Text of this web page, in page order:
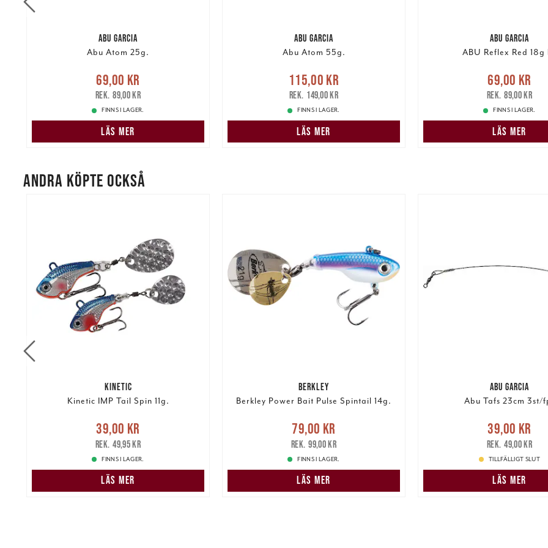
ABU GARCIA
Abu Atom 25g.
Nuvarande pris :69,00 kr
pris:89,00 kr
69,00 kr
89,00 kr
FINNS I LAGER.
LÄS MER
ABU GARCIA
Abu Atom 55g.
Nuvarande pris
Tidigare pris
115,00 kr
149,00 kr
FINNS I LAGER.
LÄS MER
ABU GARCIA
ABU Reflex Red 18g
Nuvarande pris :69,00 kr
pris:89,00 kr
69,00 kr
89,00 kr
FINNS I LAGER.
LÄS MER
ANDRA KÖPTE OCKSÅ
KINETIC
Kinetic IMP Tail Spin 11g.
Nuvarande pris :39,00 kr
pris: 49,95 kr
39,00 kr
49,95 kr
FINNS I LAGER.
LÄS MER
BERKLEY
Berkley Power Bait Pulse Spintail 14g.
Nuvarande pris :79,00 kr
pris: 99,00 kr
79,00 kr
99,00 kr
FINNS I LAGER.
LÄS MER
ABU GARCIA
Abu Tafs 23cm 3st/
Nuvarande pris :39,00 kr
pris: 49,00 kr
39,00 kr
49,00 kr
TILLFÄLLIGT SLUT
LÄS MER